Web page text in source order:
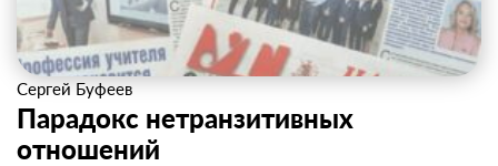
Сергей Буфеев
Парадокс нетранзитивных
отношений